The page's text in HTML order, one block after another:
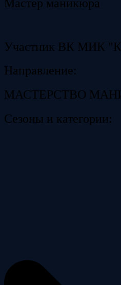
Мастер маникюра
Участник ВК МИК
Направление:
МАСТЕРСТВО
Сезоны и категории: